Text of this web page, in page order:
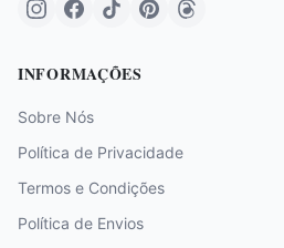
INFORMAÇÕES
Sobre Nós
Política de Privacidade
Termos e Condições
Política de Envios